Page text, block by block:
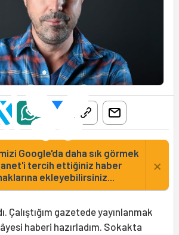
Google'da daha sık görmek
tercih ettiğiniz haber
ekleyebilirsiniz...
×
Çalıştığım gazetede yayınlanmak
haberi hazırladım. Sokakta